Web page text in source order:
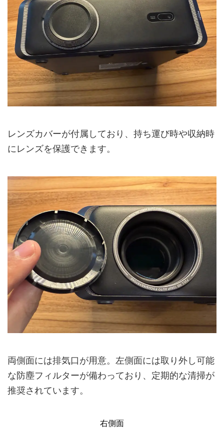
レンズカバーが付属しており、持ち運び時や収納時
にレンズを保護できます。
両側面には排気口が用意。左側面には取り外し可能
な防塵フィルターが備わっており、定期的な清掃が
推奨されています。
右側面